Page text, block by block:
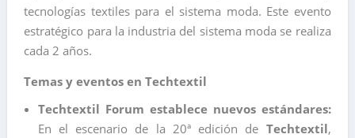
tecnologías textiles para el sistema moda. Este evento
estratégico para la industria del sistema moda se realiza
cada 2 años.
Temas y eventos en Techtextil
Techtextil Forum establece nuevos estándares:
En el escenario de la 20ª edición de Techtextil,